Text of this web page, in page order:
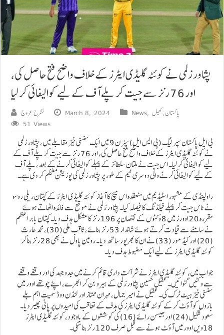
پشاور زلمی نے کوئٹہ گلیڈی ایٹرز کے خلاف واضح فتح حاصل کی،
اور 76 رنز سے جیت کر پلے آف کے لیے کوالیفائی کر لیا
نشرح عروج March 8, 2024 News, پاکستان,کھیل
51 Views
بی ایل پاکستان سپر لیگ (پی ایس ایل) سیزن 9 میں ایک سنسنی خیز مقابلے میں، پشاور زلمی
نے کوئٹہ گلیڈی ایٹرز کے خلاف واضح فتح حاصل کی، اور 76 رنز سے جیت کر پلے آف کے
لیے کوالیفائی کر لیا۔ اس جیت نے ملتان سلطانز کے پہلے کوالیفائی کرنے کے بعد، پلے آف
کے لیے کوالیفائی کرنے والی دوسری ٹیم کے طور پر پشاور زلمی کی پوزیشن مستحکم کر دی ہے۔
راولپنڈی کے مشہور اسٹیڈیم میں منعقدہ اس میچ کا آغاز کوئٹہ گلیڈی ایٹرز کے کپتان ریلی روسو
نے ٹاس جیت کر پہلے فیلڈنگ کا فیصلہ کیا۔ پشاور زلمی نے موقع سے فائدہ اٹھاتے ہوئے
مقررہ 20 اوورز میں 8 وکٹوں کے نقصان پر 196 رنز کا مشکل ہدف دیا۔ کپتان بابر اعظم
نے سامنے سے قیادت کرتے ہوئے شاندار 53 رنز بنائے، ثاقب علی (30)، محمد حارث
(20) اور کیڈمور (33) نے ان کا بھرپور ساتھ دیا۔ رومین پاول نے بھی 28 رنز بنا کر
کوئٹہ گلیڈی ایٹرز کے لیے ایک مضبوط ہدف دیا۔
جواب میں، کوئٹہ گلیڈی ایٹرز نے شراکت داری قائم کرنے میں جدوجہد کی اور وقفے وقفے
سے وکٹیں گنوائیں۔ عقیل حسین پشاور زلمی کے ہیرو بن کر ابھرے، اپنے چوتھے اوور میں
سنسنی خیز ہیٹ ٹرک کی۔ عقیل نے امیر جمال، مہران ممتاز اور لنڈن ووڈ سمیت اہم بلے
بازوں کو آؤٹ کر کے کوئٹہ گلیڈی ایٹرز کی ہدف کے تعاقب کی امیدوں پر پانی پھیر دیا۔
سعود شکیل (24) اور جیسن رائے (16) کی کوششوں کے باوجود، کوئٹہ گلیڈی ایٹرز
18ویں اوور میں آؤٹ ہونے سے قبل صرف 120 رنز بنا سکی۔